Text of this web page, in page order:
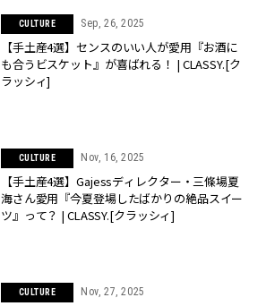
CULTURE Sep, 26, 2025
【手土産4選】センスのいい人が愛用『お酒に
も合うビスケット』が喜ばれる！ | CLASSY.[ク
ラッシィ]
CULTURE Nov, 16, 2025
【手土産4選】Gajessディレクター・三條場夏
海さん愛用『今夏登場したばかりの絶品スイー
ツ』って？ | CLASSY.[クラッシィ]
CULTURE Nov, 27, 2025